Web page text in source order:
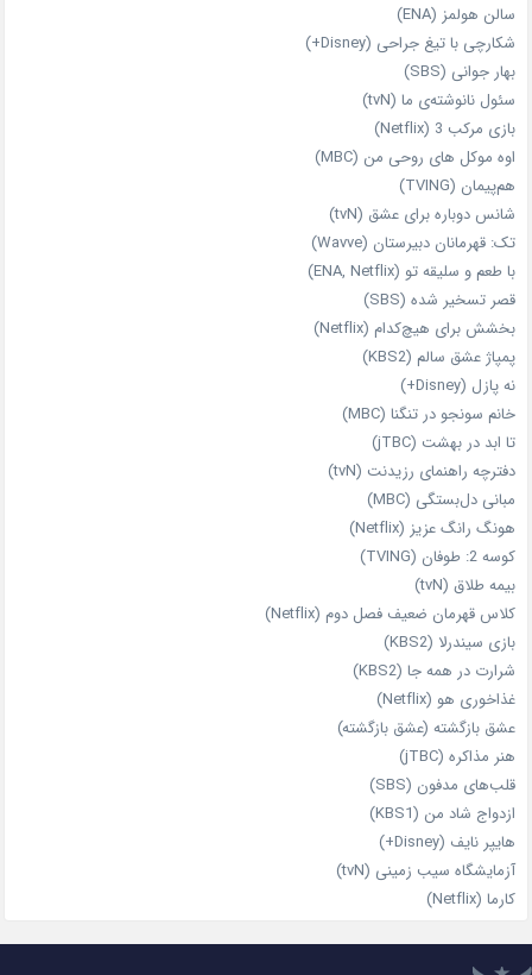
سالن هولمز (ENA)
شکارچی با تیغ جراحی (Disney+)
بهار جوانی (SBS)
سئول نانوشته‌ی ما (tvN)
بازی مرکب 3 (Netflix)
اوه موکل های روحی من (MBC)
هم‌پیمان (TVING)
شانس دوباره برای عشق (tvN)
تک: قهرمانان دبیرستان (Wavve)
با طعم و سلیقه تو (ENA, Netflix)
قصر تسخیر شده (SBS)
بخشش برای هیچ‌کدام (Netflix)
پمپاژ عشق سالم (KBS2)
نه پازل (Disney+)
خانم سونجو در تنگنا (MBC)
تا ابد در بهشت (jTBC)
دفترچه راهنمای رزیدنت (tvN)
مبانی دل‌بستگی (MBC)
هونگ رانگ عزیز (Netflix)
کوسه 2: طوفان (TVING)
بیمه طلاق (tvN)
کلاس قهرمان ضعیف فصل دوم (Netflix)
بازی سیندرلا (KBS2)
شرارت در همه‌ جا (KBS2)
غذاخوری هو (Netflix)
عشق بازگشته (عشق بازگشته)
هنر مذاکره (jTBC)
قلب‌های مدفون (SBS)
ازدواج شاد من (KBS1)
هایپر نایف (Disney+)
آزمایشگاه سیب‌ زمینی (tvN)
کارما (Netflix)